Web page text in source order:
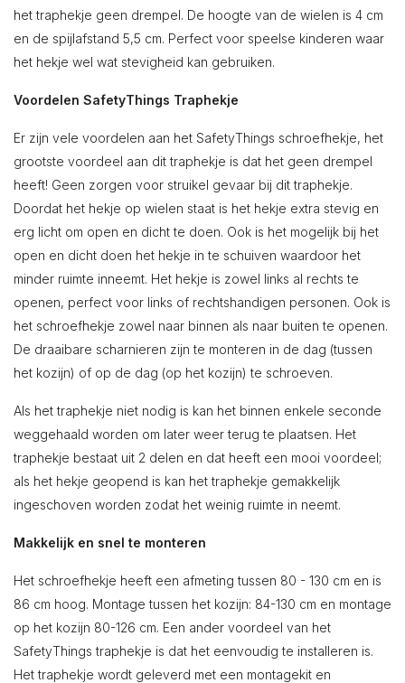
het traphekje geen drempel. De hoogte van de wielen is 4 cm
en de spijlafstand 5,5 cm. Perfect voor speelse kinderen waar
het hekje wel wat stevigheid kan gebruiken.
Voordelen SafetyThings Traphekje
Er zijn vele voordelen aan het SafetyThings schroefhekje, het
grootste voordeel aan dit traphekje is dat het geen drempel
heeft! Geen zorgen voor struikel gevaar bij dit traphekje.
Doordat het hekje op wielen staat is het hekje extra stevig en
erg licht om open en dicht te doen. Ook is het mogelijk bij het
open en dicht doen het hekje in te schuiven waardoor het
minder ruimte inneemt. Het hekje is zowel links al rechts te
openen, perfect voor links of rechtshandigen personen. Ook is
het schroefhekje zowel naar binnen als naar buiten te openen.
De draaibare scharnieren zijn te monteren in de dag (tussen
het kozijn) of op de dag (op het kozijn) te schroeven.
Als het traphekje niet nodig is kan het binnen enkele seconde
weggehaald worden om later weer terug te plaatsen. Het
traphekje bestaat uit 2 delen en dat heeft een mooi voordeel;
als het hekje geopend is kan het traphekje gemakkelijk
ingeschoven worden zodat het weinig ruimte in neemt.
Makkelijk en snel te monteren
Het schroefhekje heeft een afmeting tussen 80 - 130 cm en is
86 cm hoog. Montage tussen het kozijn: 84-130 cm en montage
op het kozijn 80-126 cm. Een ander voordeel van het
SafetyThings traphekje is dat het eenvoudig te installeren is.
Het traphekje wordt geleverd met een montagekit en